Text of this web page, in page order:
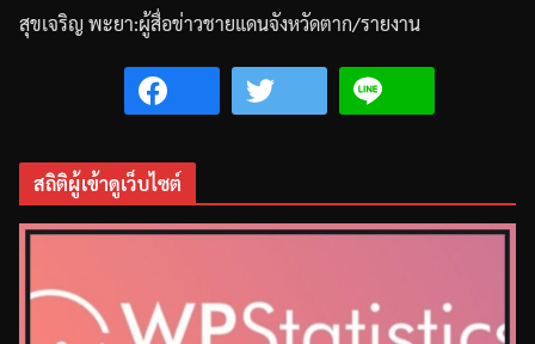
สุขเจริญ พะยา:ผู้สื่อข่าวชายแดนจังหวัดตาก/รายงาน
สถิติผู้เข้าดูเว็บไซต์